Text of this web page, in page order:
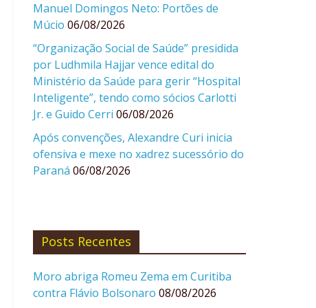
Manuel Domingos Neto: Portões de
Múcio 06/08/2026
“Organização Social de Saúde” presidida
por Ludhmila Hajjar vence edital do
Ministério da Saúde para gerir “Hospital
Inteligente”, tendo como sócios Carlotti
Jr. e Guido Cerri 06/08/2026
Após convenções, Alexandre Curi inicia
ofensiva e mexe no xadrez sucessório do
Paraná 06/08/2026
Posts Recentes
Moro abriga Romeu Zema em Curitiba
contra Flávio Bolsonaro 08/08/2026